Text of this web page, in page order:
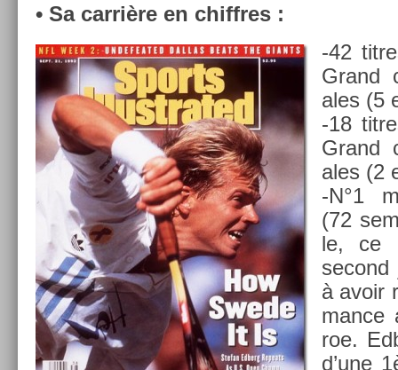
• Sa carrière en chiffres :
-42
Grand
ales (5
-18
Grand
ales (2
-N°1
(72
le, ce
second
à avoir
mance
roe.
d’une